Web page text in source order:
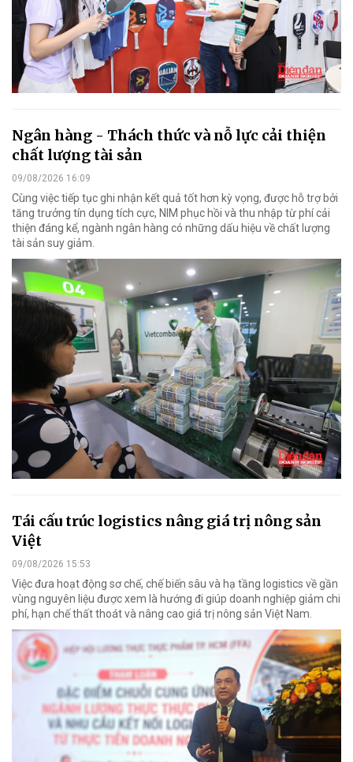
Ngân hàng - Thách thức và nỗ lực cải thiện
chất lượng tài sản
09/08/2026 16:09
Cùng việc tiếp tục ghi nhận kết quả tốt hơn kỳ vọng, được hỗ trợ bởi
tăng trưởng tín dụng tích cực, NIM phục hồi và thu nhập từ phí cải
thiện đáng kể, ngành ngân hàng có những dấu hiệu về chất lượng
tài sản suy giảm.
Tái cấu trúc logistics nâng giá trị nông sản
Việt
09/08/2026 15:53
Việc đưa hoạt động sơ chế, chế biến sâu và hạ tầng logistics về gần
vùng nguyên liệu được xem là hướng đi giúp doanh nghiệp giảm chi
phí, hạn chế thất thoát và nâng cao giá trị nông sản Việt Nam.